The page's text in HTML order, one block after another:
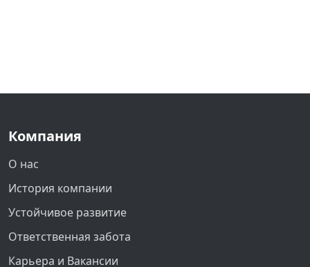
Компания
О нас
История компании
Устойчивое развитие
Ответственная забота
Карьера и Вакансии